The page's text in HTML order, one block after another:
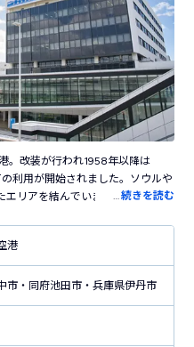
。改装が行われ1958年以降は
利用が開始されました。ソウルや
エリアを結んでいましたが、1994
道から沖縄まで約2時間でアクセ
を通して多くの人々が空港を利用
中市と兵庫県の伊丹市をまたいだ
ビルおよび滑走路内で県の行き来
…続きを読む
港
市・同府池田市・兵庫県伊丹市